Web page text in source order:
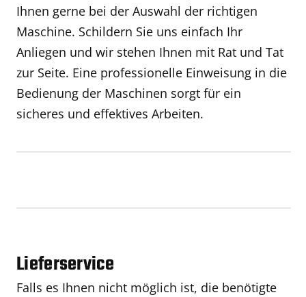
Ihnen gerne bei der Auswahl der richtigen
Maschine. Schildern Sie uns einfach Ihr
Anliegen und wir stehen Ihnen mit Rat und Tat
zur Seite. Eine professionelle Einweisung in die
Bedienung der Maschinen sorgt für ein
sicheres und effektives Arbeiten.
Lieferservice
Falls es Ihnen nicht möglich ist, die benötigte